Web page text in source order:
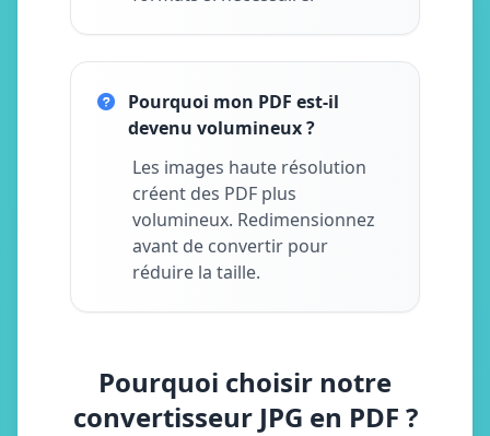
Pourquoi mon PDF est-il
devenu volumineux ?
Les images haute résolution
créent des PDF plus
volumineux. Redimensionnez
avant de convertir pour
réduire la taille.
Pourquoi choisir notre
convertisseur JPG en PDF ?